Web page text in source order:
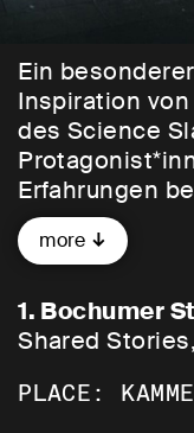
Ein
Inspiration von
des Science
Erfahrungen
eindrucksvoll
und das Leben.
Moderation:
Jamiro Vanta
Speaker:
more
1. Bochumer
Shared
PLACE: